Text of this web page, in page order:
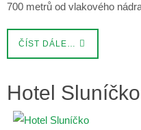
700 metrů od vlakového
ČÍST DÁLE…
Hotel Sluníčko